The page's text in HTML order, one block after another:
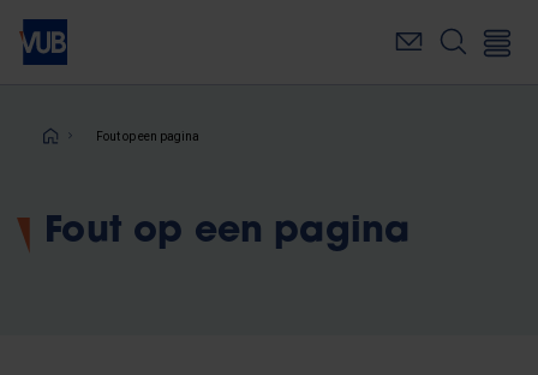
Overslaan
naar
inhoudKruimelpad
Fout op een pagina
Fout op een pagina